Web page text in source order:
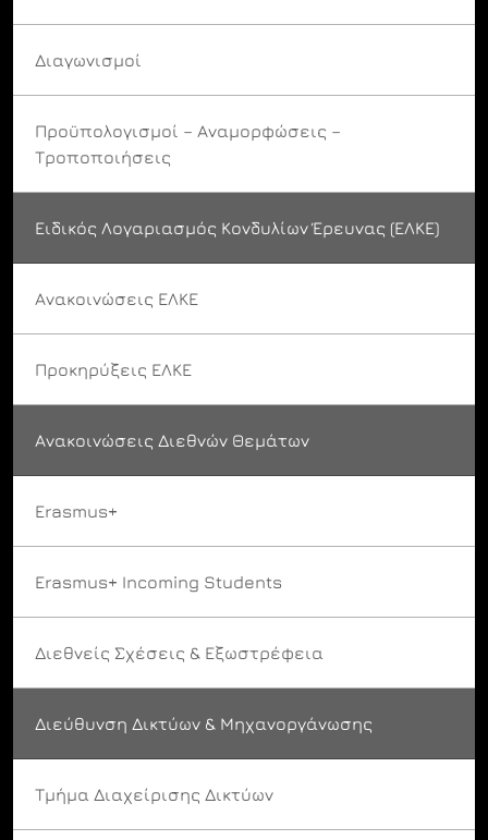
Διαγωνισμοί
Προϋπολογισμοί – Αναμορφώσεις –
Τροποποιήσεις
Ειδικός Λογαριασμός Κονδυλίων Έρευνας (ΕΛΚΕ)
Ανακοινώσεις ΕΛΚΕ
Προκηρύξεις ΕΛΚΕ
Ανακοινώσεις Διεθνών Θεμάτων
Erasmus+
Erasmus+ Incoming Students
Διεθνείς Σχέσεις & Εξωστρέφεια
Διεύθυνση Δικτύων & Μηχανοργάνωσης
Τμήμα Διαχείρισης Δικτύων